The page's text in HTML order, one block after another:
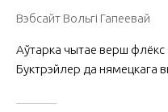
Вэбсайт Вольгі Гапеевай
Аўтарка чытае верш флёкс
Буктрэйлер да нямецкага